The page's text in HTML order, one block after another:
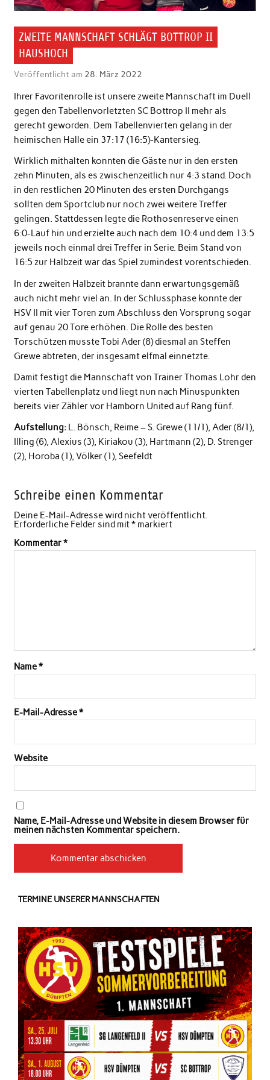
ZWEITE MANNSCHAFT SCHLÄGT BOTTROP II
HAUSHOCH
Veröffentlicht am 28. März 2022
Ihrer Favoritenrolle ist unsere zweite Mannschaft im Duell
gegen den Tabellenvorletzten SC Bottrop II mehr als
gerecht geworden. Dem Tabellenvierten gelang in der
heimischen Halle ein 37:17 (16:5)-Kantersieg.
Wirklich mithalten konnten die Gäste nur in den ersten
zehn Minuten, als es zwischenzeitlich nur 4:3 stand. Doch
in den restlichen 20 Minuten des ersten Durchgangs
sollten dem Sportclub nur noch zwei weitere Treffer
gelingen. Stattdessen legte die Rothosenreserve einen
6:0-Lauf hin und erzielte auch nach dem 10:4 und dem 13:5
jeweils noch einmal drei Treffer in Serie. Beim Stand von
16:5 zur Halbzeit war das Spiel zumindest vorentschieden.
In der zweiten Halbzeit brannte dann erwartungsgemäß
auch nicht mehr viel an. In der Schlussphase konnte der
HSV II mit vier Toren zum Abschluss den Vorsprung sogar
auf genau 20 Tore erhöhen. Die Rolle des besten
Torschützen musste Tobi Ader (8) diesmal an Steffen
Grewe abtreten, der insgesamt elfmal einnetzte.
Damit festigt die Mannschaft von Trainer Thomas Lohr den
vierten Tabellenplatz und liegt nun nach Minuspunkten
bereits vier Zähler vor Hamborn United auf Rang fünf.
Aufstellung:L. Bönsch, Reime – S. Grewe (11/1), Ader (8/1),
Illing (6), Alexius (3), Kiriakou (3), Hartmann (2), D. Strenger
(2), Horoba (1), Völker (1), Seefeldt
Schreibe einen Kommentar
Deine E-Mail-Adresse wird nicht veröffentlicht.
Erforderliche Felder sind mit*markiert
Kommentar*
Name*
E-Mail-Adresse*
Website
Name, E-Mail-Adresse und Website in diesem Browser für
meinen nächsten Kommentar speichern.
TERMINE UNSERER MANNSCHAFTEN